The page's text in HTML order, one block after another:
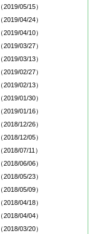
（2019/05/15）
（2019/04/24）
（2019/04/10）
（2019/03/27）
（2019/03/13）
（2019/02/27）
（2019/02/13）
（2019/01/30）
（2019/01/16）
（2018/12/26）
（2018/12/05）
（2018/07/11）
（2018/06/06）
（2018/05/23）
（2018/05/09）
（2018/04/18）
（2018/04/04）
（2018/03/20）